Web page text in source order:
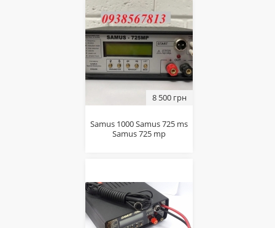
8 500 грн
Samus 1000 Samus 725 ms
Samus 725 mp